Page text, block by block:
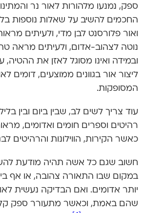
ספק, נמנעו מלהורות לאור נר
החכמים להשיב על שאלות נוספות
ואור פלורסנט לבן מדי, ולעיתים
נוטה לצהוב-אדום, ולעיתים מראה
ובמידה ואינו מסוגל לאזן את
ליצור אור בגוונים ממוצעים, דומים
המסופקות.
עוד צריך לשים לב, שבין ביום ובין
רהיטים וספרים חומים ואדומים,
כאשר הקירות, הווילונות
חשוב שגם כל אשה תהיה מודעת
במקום שבו התאורה צהובה, או אף
יותר אדומים. ואם הבדיקה נעשית
שהם באמת, וכאשר מתעורר ספק קל,